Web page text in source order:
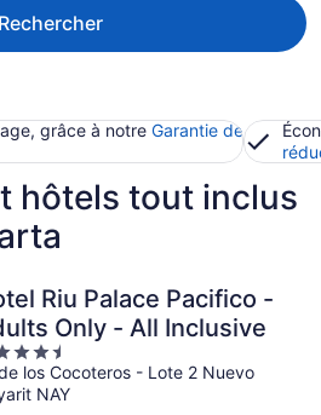
Rechercher
grâce à notre Garantie de
hôtels tout inclus
Riu Palace Pacifico -
Only - All Inclusive
los Cocoteros - Lote 2 Nuevo
NAY